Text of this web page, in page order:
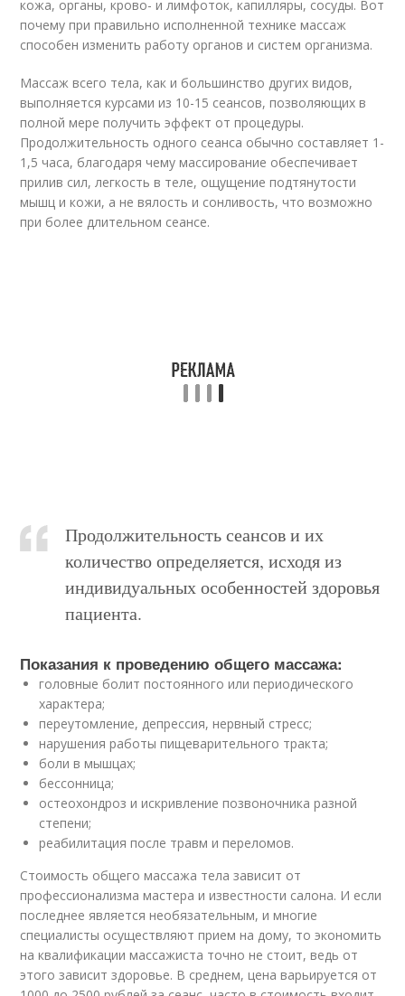
кожа, органы, крово- и лимфоток, капилляры, сосуды. Вот
почему при правильно исполненной технике массаж
способен изменить работу органов и систем организма.
Массаж всего тела, как и большинство других видов,
выполняется курсами из 10-15 сеансов, позволяющих в
полной мере получить эффект от процедуры.
Продолжительность одного сеанса обычно составляет 1-
1,5 часа, благодаря чему массирование обеспечивает
прилив сил, легкость в теле, ощущение подтянутости
мышц и кожи, а не вялость и сонливость, что возможно
при более длительном сеансе.
Продолжительность сеансов и их
количество определяется, исходя из
индивидуальных особенностей здоровья
пациента.
Показания к проведению общего массажа:
головные болит постоянного или периодического
характера;
переутомление, депрессия, нервный стресс;
нарушения работы пищеварительного тракта;
боли в мышцах;
бессонница;
остеохондроз и искривление позвоночника разной
степени;
реабилитация после травм и переломов.
Стоимость общего массажа тела зависит от
профессионализма мастера и известности салона. И если
последнее является необязательным, и многие
специалисты осуществляют прием на дому, то экономить
на квалификации массажиста точно не стоит, ведь от
этого зависит здоровье. В среднем, цена варьируется от